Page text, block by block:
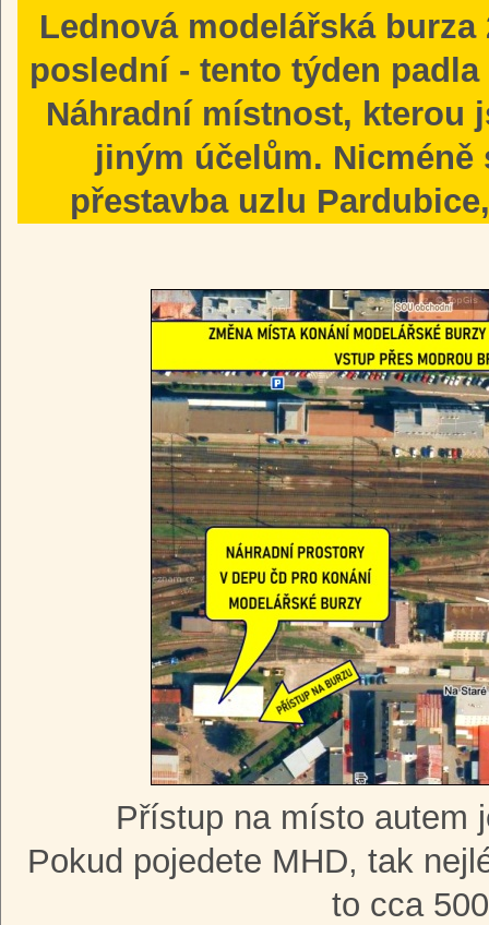
Lednová modelářská
poslední - tento týden
Náhradní místnost, kterou
jiným účelům. Nicméně
přestavba uzlu
Přístup na místo autem
Pokud pojedete MHD, tak
to cca